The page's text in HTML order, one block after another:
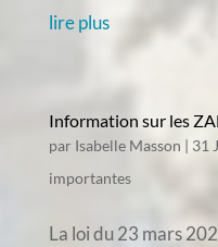
lire plus
Information sur les
par Isabelle Masson | 31
importantes
La loi du 23 mars